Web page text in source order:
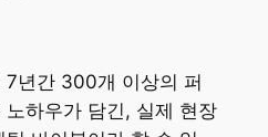
7년간 300개 이상의 퍼
하우가 담긴, 실제 현장